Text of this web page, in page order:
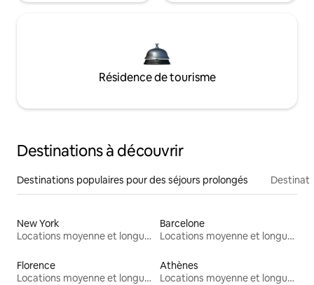
Résidence de tourisme
Destinations à découvrir
Destinations populaires pour des séjours prolongés
New York
Locations moyenne et longue durée
Barcelone
Locations moyenne et longue durée
Florence
Locations moyenne et longue durée
Athènes
Locations moyenne et longue durée